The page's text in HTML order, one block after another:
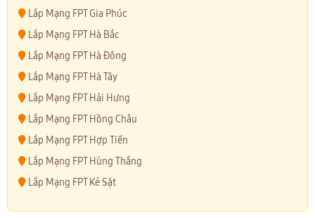
Lắp Mạng FPT Gia Phúc
Lắp Mạng FPT Hà Bắc
Lắp Mạng FPT Hà Đông
Lắp Mạng FPT Hà Tây
Lắp Mạng FPT Hải Hưng
Lắp Mạng FPT Hồng Châu
Lắp Mạng FPT Hợp Tiến
Lắp Mạng FPT Hùng Thắng
Lắp Mạng FPT Kẻ Sặt